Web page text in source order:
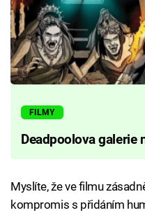
FILMY
Deadpoolova galerie
Myslíte, že ve filmu
kompromis s přidáním